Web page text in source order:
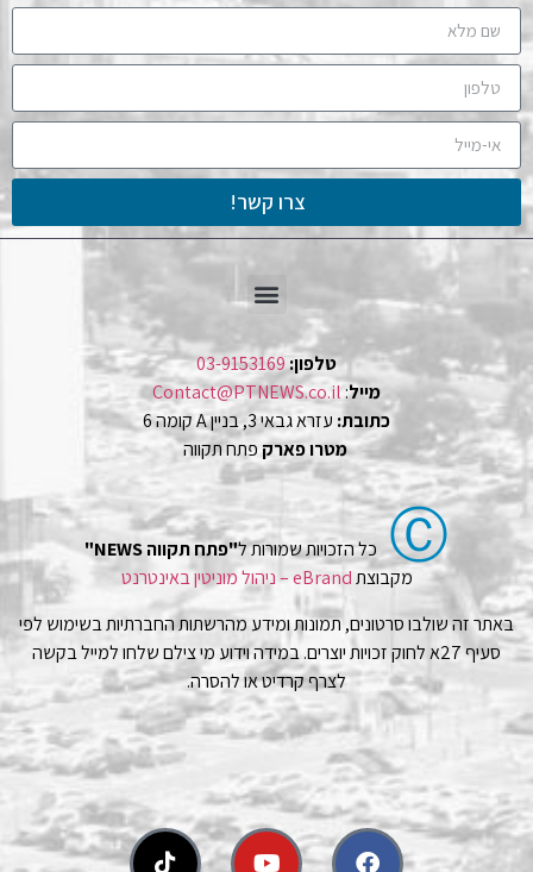
צרו קשר!
טלפון:03-9153169
מייל:
Contact@PTNEWS.co.il
כתובת: עזרא גבאי 3, בניין A קומה 6
מטרו פארק פתח תקווה
Ⓒ כל הזכויות שמורות ל"פתח תקווה NEWS"
מקבוצתeBrand – ניהול מוניטין באינטרנט
באתר זה שולבו סרטונים, תמונות ומידע מהרשתות החברתיות בשימוש לפי
סעיף 27א לחוק זכויות יוצרים. במידה וידוע מי צילם שלחו למייל בקשה
לצרף קרדיט או להסרה.